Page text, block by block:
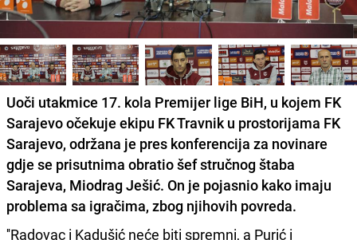
Uoči utakmice 17. kola Premijer lige BiH, u kojem FK
Sarajevo očekuje ekipu FK Travnik u prostorijama FK
Sarajevo, održana je pres konferencija za novinare
gdje se prisutnima obratio šef stručnog štaba
Sarajeva, Miodrag Ješić. On je pojasnio kako imaju
problema sa igračima, zbog njihovih povreda.
''Radovac i Kadušić neće biti spremni, a Purić i